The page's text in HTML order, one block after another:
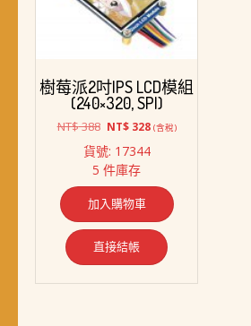
樹莓派2吋IPS LCD模組
(240×320, SPI)
NT$388 原
價
格：
NT$ 388。
NT$328目
價
NT$ 328。
(含稅)
貨號: 17344
5 件庫存
加入購物車
直接結帳